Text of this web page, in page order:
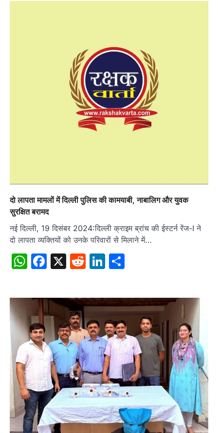
दो लापता मामलों में दिल्ली पुलिस की कामयाबी, नाबालिग और युवक
सुरक्षित बरामद
नई दिल्ली, 19 दिसंबर 2024:दिल्ली क्राइम ब्रांच की ईस्टर्न रेंज-I ने
दो लापता व्यक्तियों को उनके परिवारों से मिलाने में…
WhatsApp
Facebook
X RedditLinkedIn